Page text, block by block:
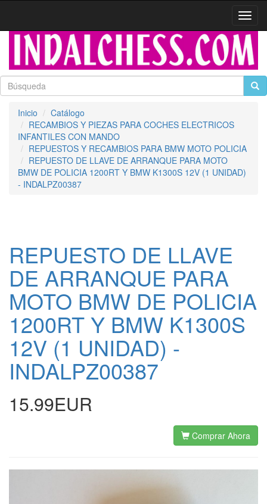
Inicio
Catálogo
RECAMBIOS Y PIEZAS PARA COCHES ELECTRICOS
INFANTILES CON MANDO
REPUESTOS Y RECAMBIOS PARA BMW MOTO POLICIA
REPUESTO DE LLAVE DE ARRANQUE PARA MOTO
BMW DE POLICIA 1200RT Y BMW K1300S 12V (1 UNIDAD)
- INDALPZ00387
REPUESTO DE LLAVE
DE ARRANQUE PARA
MOTO BMW DE POLICIA
1200RT Y BMW K1300S
12V (1 UNIDAD) -
INDALPZ00387
15.99EUR
Comprar Ahora